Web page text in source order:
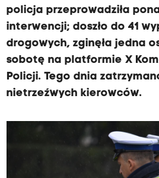
policja przeprowadziła
interwencji; doszło do 41
drogowych, zginęła jedna
sobotę na platformie X
Policji. Tego dnia
nietrzeźwych kierowców.